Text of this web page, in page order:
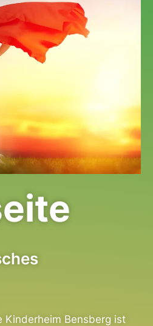
Kinderheim Bensberg ist